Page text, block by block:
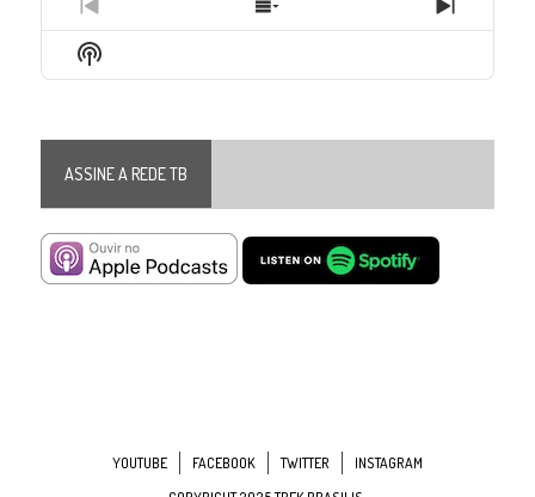
Previous
Episode
Show
Episodes
Next
Episode
Show
Podcast
ASSINE A REDE TB
YOUTUBE FACEBOOK TWITTER
INSTAGRAM